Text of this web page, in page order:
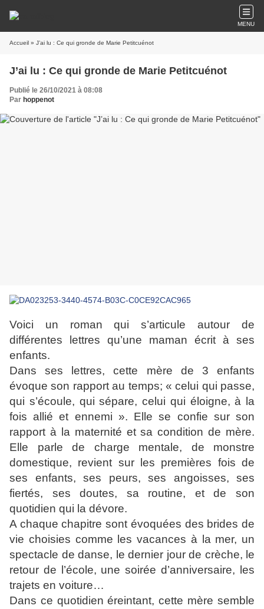
MENU
Accueil » J’ai lu : Ce qui gronde de Marie Petitcuénot
J’ai lu : Ce qui gronde de Marie Petitcuénot
Publié le 26/10/2021 à 08:08
Par hoppenot
Voici un roman qui s’articule autour de
différentes lettres qu’une maman écrit à ses
enfants.
Dans ses lettres, cette mère de 3 enfants
évoque son rapport au temps; « celui qui passe,
qui s’écoule, qui sépare, celui qui éloigne, à la
fois allié et ennemi ». Elle se confie sur son
rapport à la maternité et sa condition de mère.
Elle parle de charge mentale, de monstre
domestique, revient sur les premières fois de
ses enfants, ses peurs, ses angoisses, ses
fiertés, ses doutes, sa routine, et de son
quotidien qui la dévore.
A chaque chapitre sont évoquées des brides de
vie choisies comme les vacances à la mer, un
spectacle de danse, le dernier jour de crèche, le
retour de l’école, une soirée d’anniversaire, les
trajets en voiture…
Dans ce quotidien éreintant, cette mère semble